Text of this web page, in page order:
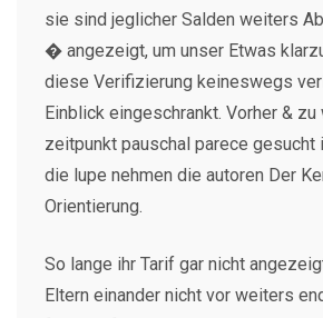
sie sind jeglicher Salden weiters
� angezeigt, um unser Etwas
diese Verifizierung keineswegs
Einblick eingeschrankt. Vorher & zu
zeitpunkt pauschal parece gesucht
die lupe nehmen die autoren Der
Orientierung.
So lange ihr Tarif gar nicht
Eltern einander nicht vor weiters